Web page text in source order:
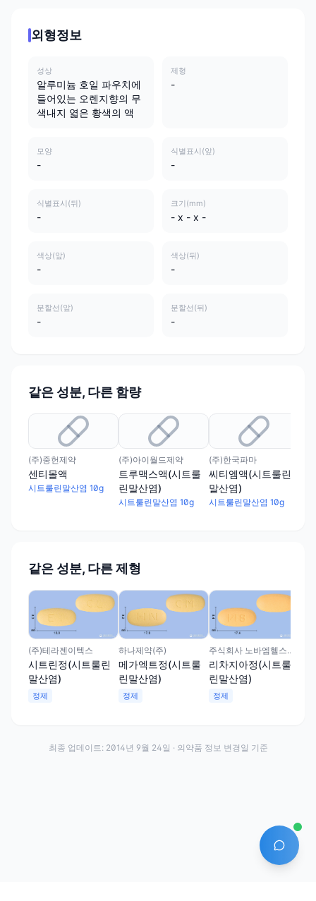
외형정보
성상
알루미늄 호일 파우치에
들어있는 오렌지향의 무
색내지 엷은 황색의 액
제형
-
모양
-
식별표시(앞)
-
식별표시(뒤)
-
크기(mm)
- x - x -
색상(앞)
-
색상(뒤)
-
분할선(앞)
-
분할선(뒤)
-
같은 성분, 다른 함량
(주)중헌제약
센티몰액
시트룰린말산염 10g
(주)아이월드제약
트루맥스액(시트룰
린말산염)
시트룰린말산염 10g
(주)한국파마
씨티엠액(시트룰린
말산염)
시트룰린말산염 10g
같은 성분, 다른 제형
(주)테라젠이텍스
시트린정(시트룰린
말산염)
정제
하나제약(주)
메가엑트정(시트룰
린말산염)
정제
주식회사 노바엠헬스케어
리차지아정(시트룰
린말산염)
정제
AI 에이
최종 업데이트: 2014년 9월 24일 · 의약품 정보 변경일 기준